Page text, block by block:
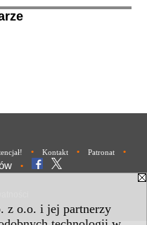
z o.o. i jej partnerzy
• Kontakt • Patronat •
•